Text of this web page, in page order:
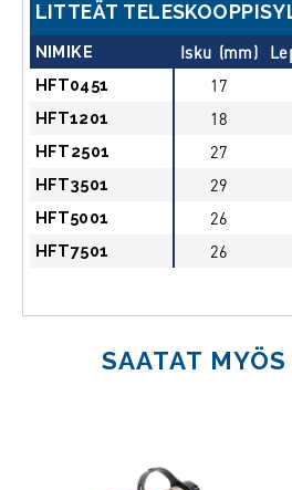
LITTEÄT
NIMIKE Isku (mm)
HFT0451 17
HFT1201 18
HFT2501 27
HFT3501 29
HFT5001 26
HFT7501 26
SAATAT